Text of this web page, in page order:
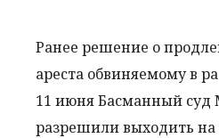
Ранее решение о
ареста обвиняемому в
11 июня Басманный суд
разрешили выходить на